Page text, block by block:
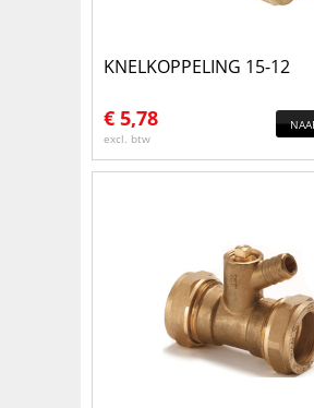
KNELKOPPELING 15-12
€ 5,78
excl. btw